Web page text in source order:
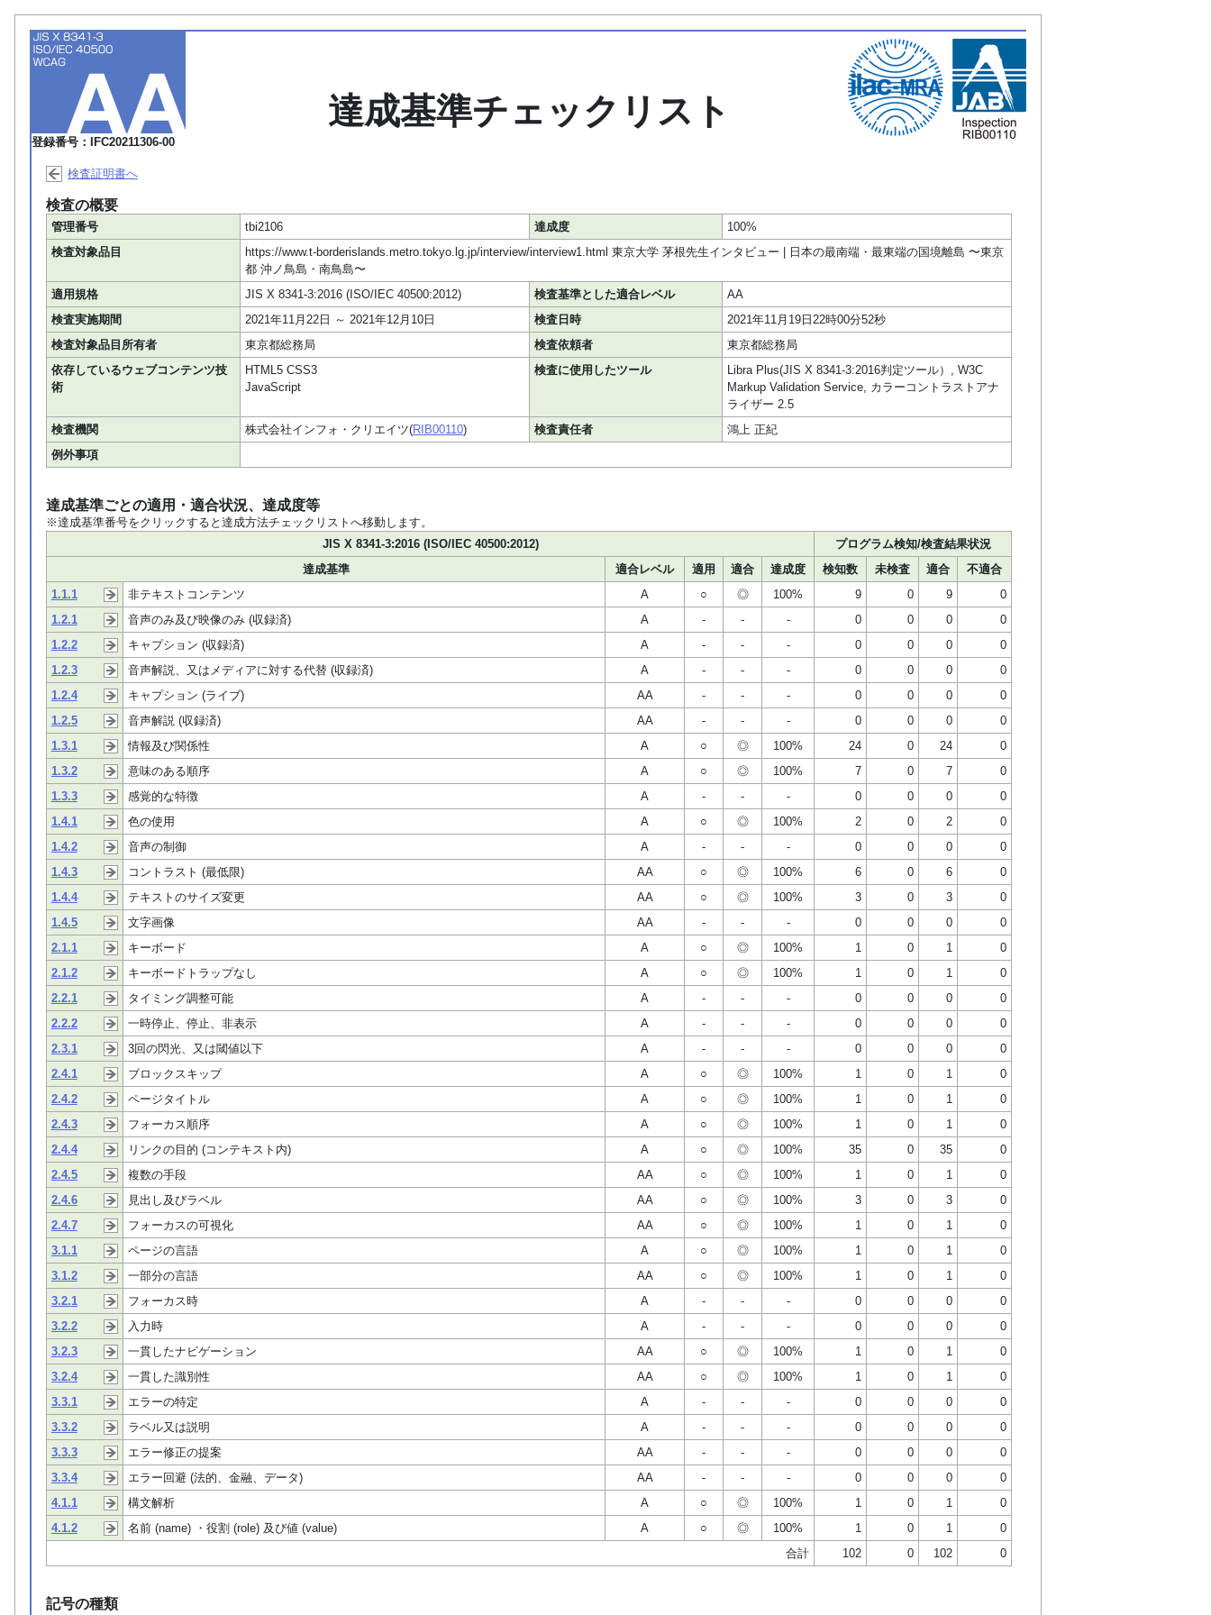
登録番号：IFC20211306-00
達成基準チェックリスト
検査証明書へ
検査の概要
管理番号 tbi2106 達成度
100%
検査対象品目
https://www.t-borderislands.metro.tokyo.lg.jp/interview/interview1.html 東京大学 茅根先生インタビュー | 日本の最南端・最東端の国境離島 〜東京
都 沖ノ鳥島・南鳥島〜
適用規格
JIS X 8341-3:2016 (ISO/IEC 40500:2012) 検査基準とした適合レベル
AA
検査実施期間
2021年11月22日 ～ 2021年12月10日 検査日時
2021年11月19日22時00分52秒
検査対象品目所有者
東京都総務局 検査依頼者
東京都総務局
依存しているウェブコンテンツ技
術
HTML5 CSS3
JavaScript
検査に使用したツール
Libra Plus(JIS X 8341-3:2016判定ツール）, W3C
Markup Validation Service, カラーコントラストアナ
ライザー 2.5
検査機関
株式会社インフォ・クリエイツ(RIB00110) 検査責任者
鴻上 正紀
例外事項
達成基準ごとの適用・適合状況、達成度等
※達成基準番号をクリックすると達成方法チェックリストへ移動します。
JIS X 8341-3:2016 (ISO/IEC 40500:2012)
プログラム検知/検査結果状況
達成基準
適合レベル 適用 適合 達成度 検知数 未検査 適合
不適合
1.1.1
非テキストコンテンツ A ○ ◎ 100% 9 0 9
0
1.2.1
音声のみ及び映像のみ (収録済) A - - - 0 0 0
0
1.2.2
キャプション (収録済) A - - - 0 0 0
0
1.2.3
音声解説、又はメディアに対する代替 (収録済) A - - - 0 0 0
0
1.2.4
キャプション (ライブ) AA - - - 0 0 0
0
1.2.5
音声解説 (収録済) AA - - - 0 0 0
0
1.3.1
情報及び関係性 A ○ ◎ 100% 24 0 24
0
1.3.2
意味のある順序 A ○ ◎ 100% 7 0 7
0
1.3.3
感覚的な特徴 A - - - 0 0 0
0
1.4.1
色の使用 A ○ ◎ 100% 2 0 2
0
1.4.2
音声の制御 A - - - 0 0 0
0
1.4.3
コントラスト (最低限) AA ○ ◎ 100% 6 0 6
0
1.4.4
テキストのサイズ変更 AA ○ ◎ 100% 3 0 3
0
1.4.5
文字画像 AA - - - 0 0 0
0
2.1.1
キーボード A ○ ◎ 100% 1 0 1
0
2.1.2
キーボードトラップなし A ○ ◎ 100% 1 0 1
0
2.2.1
タイミング調整可能 A - - - 0 0 0
0
2.2.2
一時停止、停止、非表示 A - - - 0 0 0
0
2.3.1
3回の閃光、又は閾値以下 A - - - 0 0 0
0
2.4.1
ブロックスキップ A ○ ◎ 100% 1 0 1
0
2.4.2
ページタイトル A ○ ◎ 100% 1 0 1
0
2.4.3
フォーカス順序 A ○ ◎ 100% 1 0 1
0
2.4.4
リンクの目的 (コンテキスト内) A ○ ◎ 100% 35 0 35
0
2.4.5
複数の手段 AA ○ ◎ 100% 1 0 1
0
2.4.6
見出し及びラベル AA ○ ◎ 100% 3 0 3
0
2.4.7
フォーカスの可視化 AA ○ ◎ 100% 1 0 1
0
3.1.1
ページの言語 A ○ ◎ 100% 1 0 1
0
3.1.2
一部分の言語 AA ○ ◎ 100% 1 0 1
0
3.2.1
フォーカス時 A - - - 0 0 0
0
3.2.2
入力時 A - - - 0 0 0
0
3.2.3
一貫したナビゲーション AA ○ ◎ 100% 1 0 1
0
3.2.4
一貫した識別性 AA ○ ◎ 100% 1 0 1
0
3.3.1
エラーの特定 A - - - 0 0 0
0
3.3.2
ラベル又は説明 A - - - 0 0 0
0
3.3.3
エラー修正の提案 AA - - - 0 0 0
0
3.3.4
エラー回避 (法的、金融、データ) AA - - - 0 0 0
0
4.1.1
構文解析 A ○ ◎ 100% 1 0 1
0
4.1.2
名前 (name) ・役割 (role) 及び値 (value) A ○ ◎ 100% 1 0 1
0
合計
102 0 102 0
記号の種類